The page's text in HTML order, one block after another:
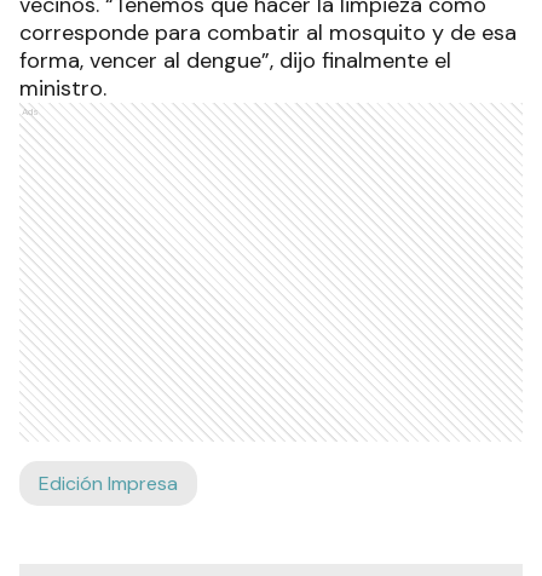
Durante el encuentro se entregaron
equipamientos para continuar con la campaña de
lucha contra el dengue, tales como motomochila,
repelente, fungicida y larvicida biológico.
Gómez indicó que “llegamos al acuerdo de que
este es un tema comunitario, tenemos que
encarar esta tarea entre todos, porque la salud
no existe si la comunidad no está integrada
trabajando juntos”.
Se determinó, también, que se utilizará la
camioneta del APS y un acoplado, para realizar el
descacharrizado de los patios de las casas de los
vecinos. “Tenemos que hacer la limpieza como
corresponde para combatir al mosquito y de esa
forma, vencer al dengue”, dijo finalmente el
ministro.